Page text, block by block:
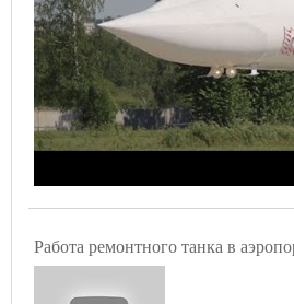
Работа ремонтного танка в